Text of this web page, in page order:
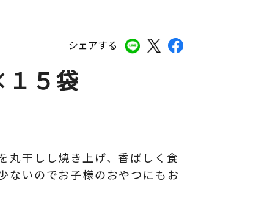
シェアする
５袋
丸干しし焼き上げ、香ばしく食
ないのでお子様のおやつにもお